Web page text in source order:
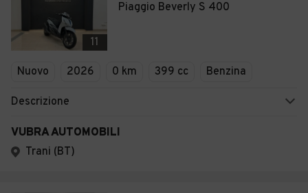
11
Piaggio Beverly S 400
Nuovo 2026 0 km 399 cc Benzina
Descrizione
VUBRA AUTOMOBILI
Trani (BT)